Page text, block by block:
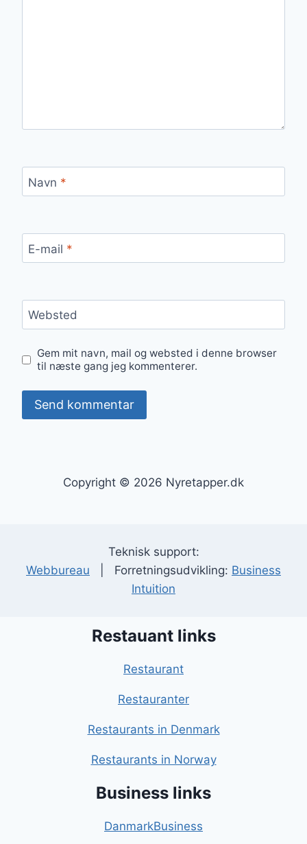
Navn *
E-mail *
Websted
Gem mit navn, mail og websted i denne browser
til næste gang jeg kommenterer.
Copyright © 2026 Nyretapper.dk
Teknisk support:
Webbureau | Forretningsudvikling: Business
Intuition
Restauant links
Restaurant
Restauranter
Restaurants in Denmark
Restaurants in Norway
Business links
DanmarkBusiness